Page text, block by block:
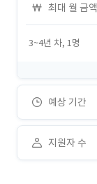
최대 월 금액
3~4년 차, 1명
예상 기간
지원자 수